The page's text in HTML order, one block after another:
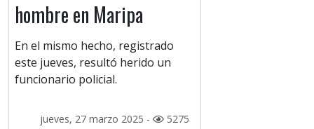
hombre en Maripa
En el mismo hecho, registrado
este jueves, resultó herido un
funcionario policial.
jueves, 27 marzo 2025 - 5275